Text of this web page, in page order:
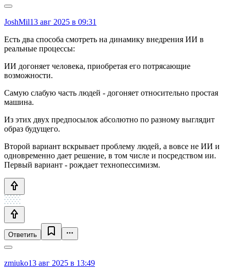
JoshMil13 авг 2025 в 09:31
Есть два способа смотреть на динамику внедрения ИИ в
реальные процессы:
ИИ догоняет человека, приобретая его потрясающие
возможности.
Самую слабую часть людей - догоняет относительно простая
машина.
Из этих двух предпосылок абсолютно по разному выглядит
образ будущего.
Второй вариант вскрывает проблему людей, а вовсе не ИИ и
одновременно дает решение, в том числе и посредством ии.
Первый вариант - рождает технопессимизм.
Ответить
zmiuko13 авг 2025 в 13:49